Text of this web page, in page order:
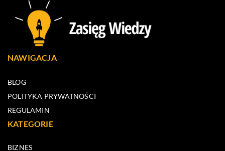
NAWIGACJA
BLOG
POLITYKA PRYWATNOŚCI
REGULAMIN
KATEGORIE
BIZNES